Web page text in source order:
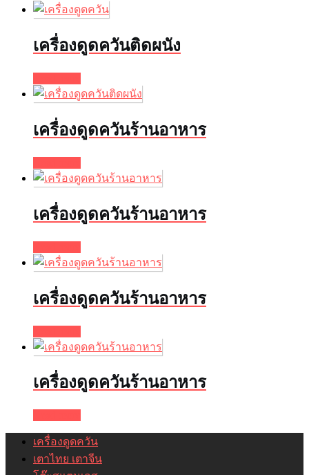
เครื่องดูดควันติดผนัง
เครื่องดูดควันร้านอาหาร
เครื่องดูดควันร้านอาหาร
เครื่องดูดควันร้านอาหาร
เครื่องดูดควันร้านอาหาร
เครื่องดูดควัน
เตาไทย เตาจีน